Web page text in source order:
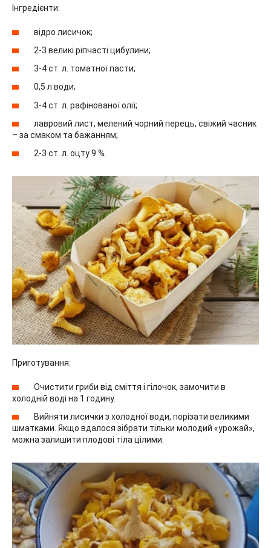
Інгредієнти:
відро лисичок;
2-3 великі ріпчасті цибулини;
3-4 ст. л. томатної пасти;
0,5 л води;
3-4 ст. л. рафінованої олії;
лавровий лист, мелений чорний перець, свіжий часник
– за смаком та бажанням;
2-3 ст. л. оцту 9 %.
Приготування:
Очистити гриби від сміття і гілочок, замочити в
холодній воді на 1 годину.
Вийняти лисички з холодної води, порізати великими
шматками. Якщо вдалося зібрати тільки молодий «урожай»,
можна залишити плодові тіла цілими.